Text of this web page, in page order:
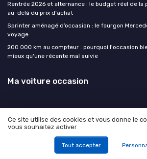
Rentrée 2026 et alternance : le budget réel de la
au-delà du prix d'achat
Sprinter aménagé d’occasion : le fourgon
voyage
200 000 km au compteur : pourquoi l'occasion
mieux qu'une récente mal suivie
Ma voiture occasion
Mentions légales
© Ma voiture occasion
Ce site utilise des cookies et vous donne le
vous souhaitez activer
Tout accepter